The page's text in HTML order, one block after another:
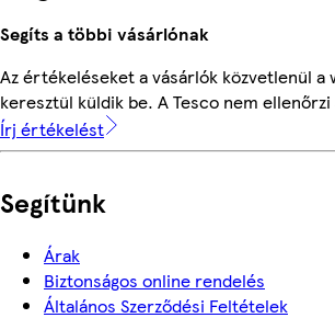
Segíts a többi vásárlónak
Az értékeléseket a vásárlók közvetlenül a
keresztül küldik be. A Tesco nem
Írj értékelést
Segítünk
Árak
Biztonságos online rendelés
Általános Szerződési Feltételek